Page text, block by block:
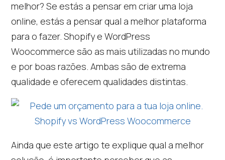
melhor? Se estás a pensar em criar uma loja
online, estás a pensar qual a melhor plataforma
para o fazer. Shopify e WordPress
Woocommerce são as mais utilizadas no mundo
e por boas razões. Ambas são de extrema
qualidade e oferecem qualidades distintas.
Ainda que este artigo te explique qual a melhor